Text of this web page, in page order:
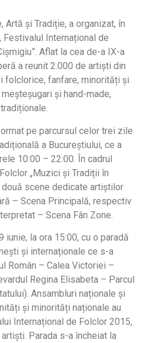
Artă și Tradiție, a organizat, în
Internațional de
Aflat la cea de-a IX-a
a reunit 2.000 de artiști din
folclorice, fanfare, minorități și
și hand-made,
pe parcursul celor trei zile
a Bucureștiului, ce a
10:00 – 22:00. În cadrul
„Muzici și Tradiții în
scene dedicate artiștilor
– Scena Principală, respectiv
– Scena Fân Zone.
la ora 15:00, cu o paradă
și internaționale ce s-a
Român – Calea Victoriei –
Regina Elisabeta – Parcul
Ansambluri naționale și
și minorități naționale au
Internațional de Folclor 2015,
Parada s-a încheiat la